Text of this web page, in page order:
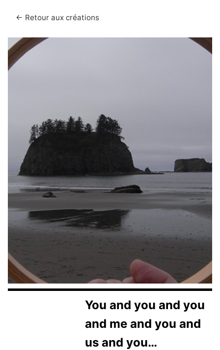
← Retour aux créations
You and you and you
and me and you and
us and you…